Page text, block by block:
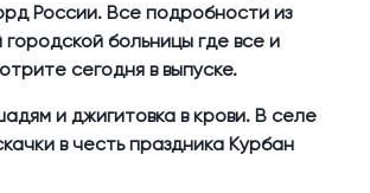
России. Все подробности из
больницы где все и
сегодня в выпуске.
и джигитовка в крови. В селе
в честь праздника Курбан